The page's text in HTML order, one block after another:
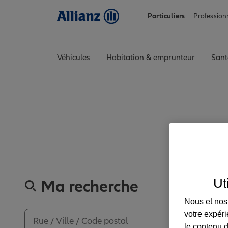
Particuliers
Véhicules Habitation & emprunteur
Découvrez les
Ma recherche
Nous et
votre